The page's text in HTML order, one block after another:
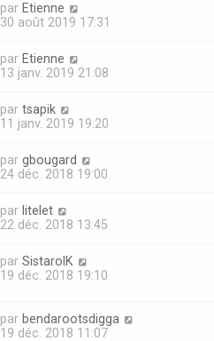
par Etienne
30 août 2019 17:31
par Etienne
13 janv. 2019 21:08
par tsapik
11 janv. 2019 19:20
par gbougard
24 déc. 2018 19:00
par litelet
22 déc. 2018 13:45
par SistarolK
19 déc. 2018 19:10
par bendarootsdigga
19 déc. 2018 11:07